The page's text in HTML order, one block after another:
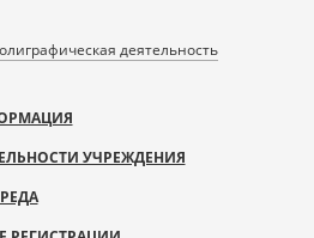
деятельность
УЧРЕЖДЕНИЯ